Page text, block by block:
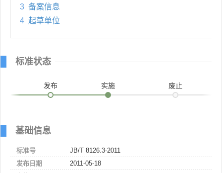
3 备案信息
4 起草单位
标准状态
发布 实施 废止
基础信息
标准号
JB/T 8126.3-2011
发布日期
2011-05-18